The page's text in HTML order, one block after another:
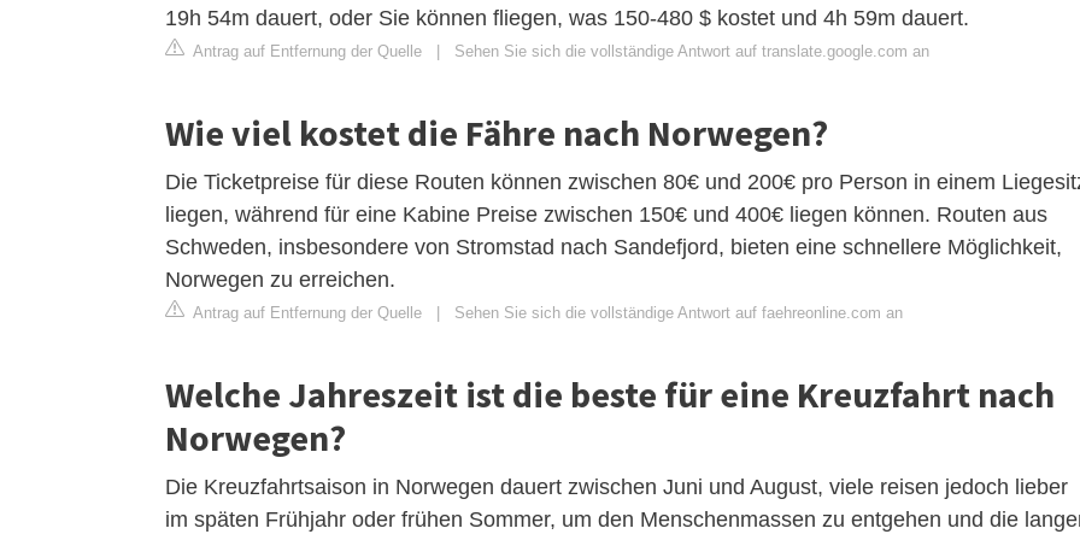
19h 54m dauert, oder Sie können fliegen, was 150-480 $ kostet und 4h 59m dauert.
Antrag auf Entfernung der Quelle | Sehen Sie sich die vollständige Antwort auf translate.google.com an
Wie viel kostet die Fähre nach Norwegen?
Die Ticketpreise für diese Routen können zwischen 80€ und 200€ pro Person in einem
liegen, während für eine Kabine Preise zwischen 150€ und 400€ liegen können. Routen aus
Schweden, insbesondere von Stromstad nach Sandefjord, bieten eine schnellere Möglichkeit,
Norwegen zu erreichen.
Antrag auf Entfernung der Quelle | Sehen Sie sich die vollständige Antwort auf faehreonline.com an
Welche Jahreszeit ist die beste für eine Kreuzfahrt nach
Norwegen?
Die Kreuzfahrtsaison in Norwegen dauert zwischen Juni und August, viele reisen jedoch lieber
im späten Frühjahr oder frühen Sommer, um den Menschenmassen zu entgehen und die